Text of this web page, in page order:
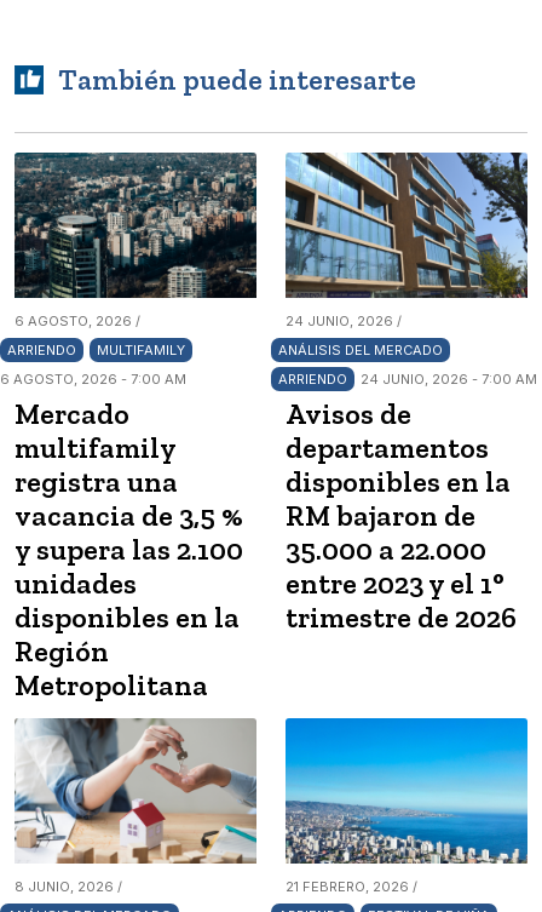
También puede interesarte
6 AGOSTO, 2026 /
ARRIENDO
MULTIFAMILY
6 AGOSTO, 2026 - 7:00 AM
Mercado
multifamily
registra una
vacancia de 3,5 %
y supera las 2.100
unidades
disponibles en la
Región
Metropolitana
24 JUNIO, 2026 /
ANÁLISIS DEL MERCADO
ARRIENDO
24 JUNIO, 2026 - 7:00 AM
Avisos de
departamentos
disponibles en la
RM bajaron de
35.000 a 22.000
entre 2023 y el 1°
trimestre de 2026
8 JUNIO, 2026 /
21 FEBRERO, 2026 /